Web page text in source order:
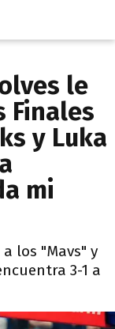
le
Finales
y Luka
mi
los "Mavs" y
3-1 a